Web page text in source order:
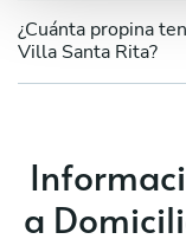
¿Cuánta propina
Villa Santa Rita?
a